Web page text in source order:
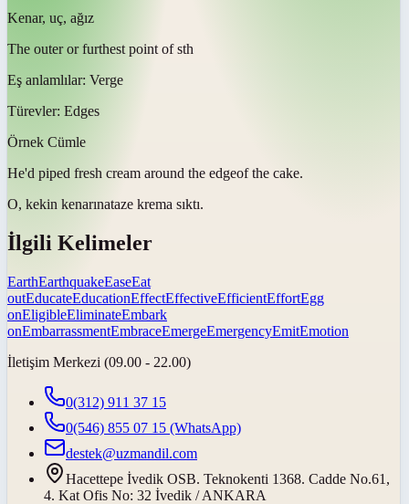
Kenar, uç, ağız
The outer or furthest point of sth
Eş anlamlılar: Verge
Türevler: Edges
Örnek Cümle
He'd piped fresh cream around the edgeof the cake.
O, kekin kenarınataze krema sıktı.
İlgili Kelimeler
EarthEarthquakeEaseEat
outEducateEducationEffectEffectiveEfficientEffortEgg
onEligibleEliminateEmbark
onEmbarrassmentEmbraceEmergeEmergencyEmitEmotion
İletişim Merkezi (09.00 - 22.00)
0(312) 911 37 15
0(546) 855 07 15 (WhatsApp)
destek@uzmandil.com
Hacettepe İvedik OSB. Teknokenti 1368. Cadde No.61,
4. Kat Ofis No: 32 İvedik / ANKARA